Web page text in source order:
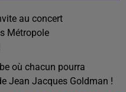
au concert
Métropole
où chacun pourra
Jean Jacques Goldman !